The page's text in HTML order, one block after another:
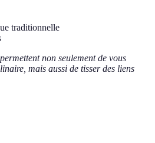
traditionnelle
non seulement de vous
mais aussi de tisser des liens